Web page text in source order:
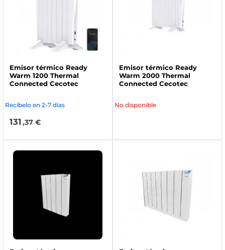
Emisor térmico Ready
Warm 1200 Thermal
Connected Cecotec
Recíbelo en 2-7 días
131,37 €
Emisor térmico Ready
Warm 2000 Thermal
Connected Cecotec
No disponible